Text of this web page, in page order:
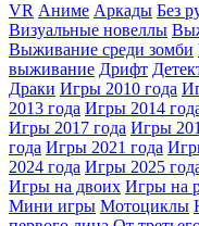
VR Аниме Аркады Без
Визуальные новеллы
Выживание среди зомби
выживание Дрифт
Драки Игры 2010 года
2013 года Игры 2014
Игры 2017 года Игры
года Игры 2021 года
2024 года Игры 2025
Игры на двоих Игры на
Мини игры Мотоциклы